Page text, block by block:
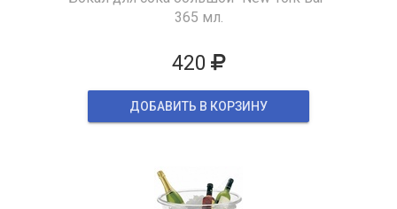
365 мл.
420
ДОБАВИТЬ В КОРЗИНУ